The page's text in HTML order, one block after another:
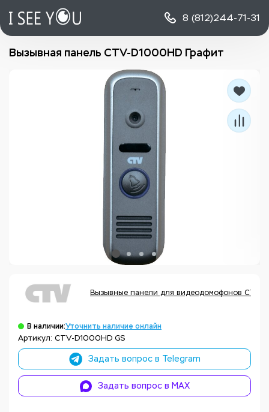
8 (812)244-71-31
Вызывная панель CTV-D1000HD Графит
Вызывные панели для видеодомофонов CTV
В наличии:Уточнить наличие онлайн
Артикул: CTV-D1000HD GS
Задать вопрос в Telegram
Задать вопрос в MAX